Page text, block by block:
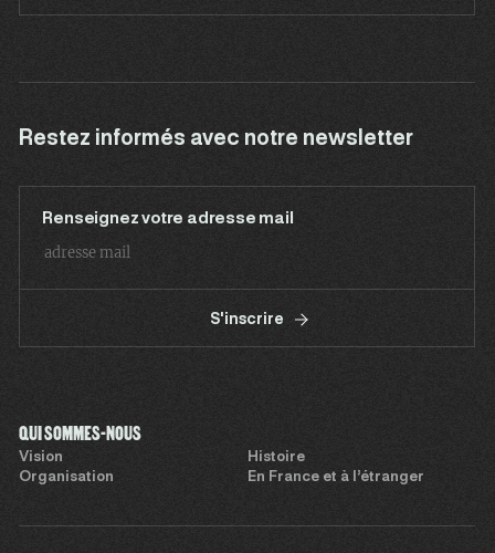
Restez informés avec notre newsletter
Renseignez votre adresse mail
S'inscrire
QUI SOMMES-NOUS
Vision
Histoire
Organisation
En France et à l’étranger